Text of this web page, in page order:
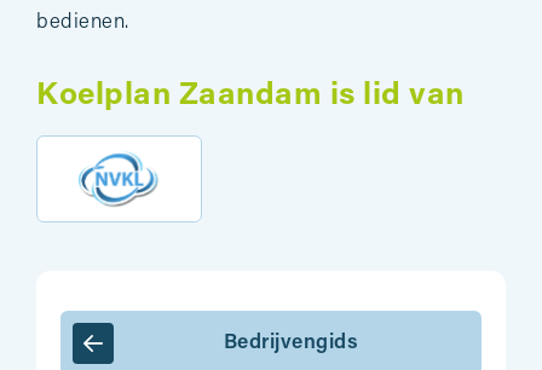
bedienen.
Koelplan Zaandam is lid van
Bedrijvengids